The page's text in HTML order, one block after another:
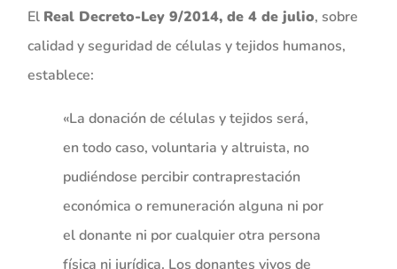
El Real Decreto-Ley 9/2014, de 4 de julio, sobre
calidad y seguridad de células y tejidos humanos,
establece:
«La donación de células y tejidos será,
en todo caso, voluntaria y altruista, no
pudiéndose percibir contraprestación
económica o remuneración alguna ni por
el donante ni por cualquier otra persona
física ni jurídica. Los donantes vivos de